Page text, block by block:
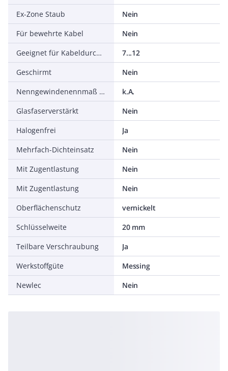
Ex-Zone Staub
Nein
Für bewehrte Kabel
Nein
Geeignet für Kabeldurchmesser
7...12
Geschirmt
Nein
Nenngewindenennmaß in Zoll NPT/Gasrohrgewinde
k.A.
Glasfaserverstärkt
Nein
Halogenfrei
Ja
Mehrfach-Dichteinsatz
Nein
Mit Zugentlastung
Nein
Mit Zugentlastung
Nein
Oberflächenschutz
vernickelt
Schlüsselweite
20 mm
Teilbare Verschraubung
Ja
Werkstoffgüte
Messing
Newlec
Nein